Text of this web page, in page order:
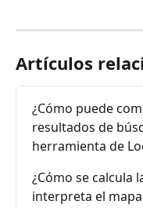
Artículos
¿Cómo puede
resultados de
herramienta de
¿Cómo se calcula
interpreta el